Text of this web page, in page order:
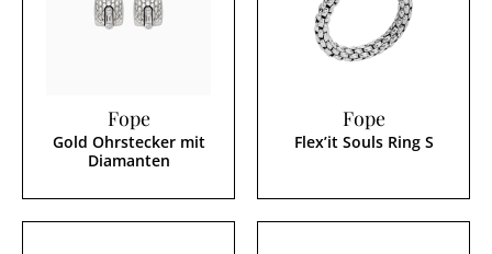
Fope
Gold Ohrstecker mit
Diamanten
Fope
Flex’it Souls Ring S